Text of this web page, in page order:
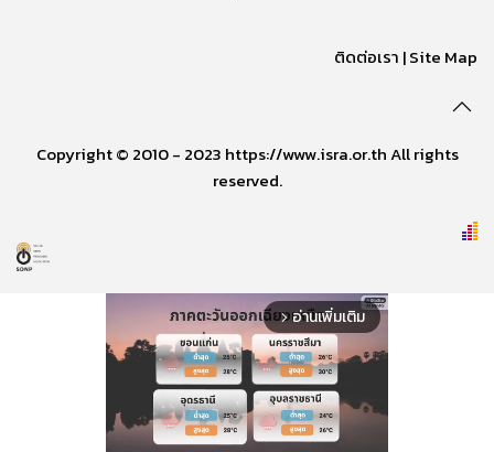
ติดต่อเรา |Site Map
Copyright © 2010 - 2023 https://www.isra.or.th All rights
reserved.
arrow_forward_ios อ่านเพิ่มเติม